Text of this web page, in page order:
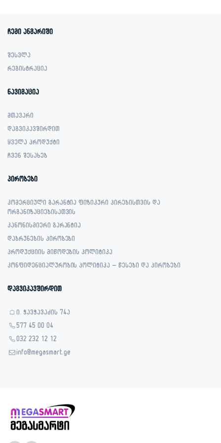
ჩემი ანგარიში
შესვლა
რეგისტრაცია
ნავიგაცია
მთავარი
დაგვიკავშირდით
ყველა პროდუქტი
ჩვენ შესახებ
პირობები
კომერციული გარანტია ფიზიკური პირებისთვის და
ორგანიზაციებისათვის
კანონისმიერი გარანტია
დაბრუნების პირობები
პროდუქციის მიწოდების პოლიტიკა
კონფიდენციალურობის პოლიტიკა – წესები და პირობები
დაგვიკავშირდით
ი. ჭავჭავაძის 74ა
577 45 00 04
032 232 12 12
info@megasmart.ge